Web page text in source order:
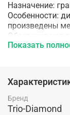
Назначение:
Особенности:
произведены
Обеспечивают
применяются с
Показать
Бренд
Trio-Diamond